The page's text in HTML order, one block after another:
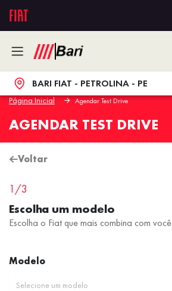
BARI FIAT - PETROLINA - PE
Página Inicial Agendar Test Drive
AGENDAR TEST DRIVE
Voltar
1/3
Escolha um modelo
Escolha o Fiat que mais combina com você
Modelo
Selecione um modelo